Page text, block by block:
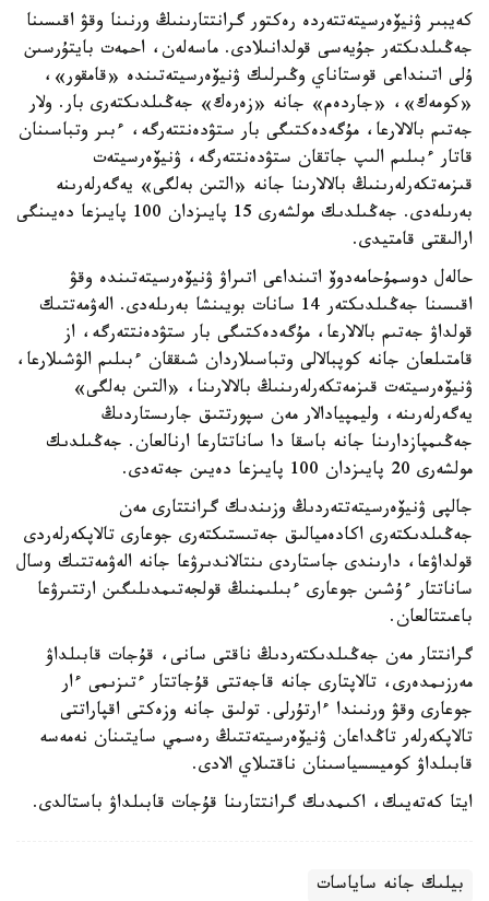
كەيبىر ۋنيۆەرسيتەتتەردە رەكتور گرانتتارىنىڭ ورنىنا وقۋ اقىسىنا
جەڭىلدىكتەر جۇيەسى قولدانىلادى. ماسەلەن، احمەت بايتۇرسىن
ۇلى اتىنداعى قوستاناي وڭىرلىك ۋنيۆەرسيتەتىندە «قامقور»،
«كومەك»، «جاردەم» جانە «زەرەك» جەڭىلدىكتەرى بار. ولار
جەتىم بالالارعا، مۇگەدەكتىگى بار ستۋدەنتتەرگە، ءبىر وتباسىنان
قاتار ءبىلىم الىپ جاتقان ستۋدەنتتەرگە، ۋنيۆەرسيتەت
قىزمەتكەرلەرىنىڭ بالالارىنا جانە «التىن بەلگى» يەگەرلەرىنە
بەرىلەدى. جەڭىلدىك مولشەرى 15 پايىزدان 100 پايىزعا دەيىنگى
ارالىقتى قامتيدى.
حالەل دوسمۇحامەدوۆ اتىنداعى اتىراۋ ۋنيۆەرسيتەتىندە وقۋ
اقىسىنا جەڭىلدىكتەر 14 سانات بويىنشا بەرىلەدى. الەۋمەتتىك
قولداۋ جەتىم بالالارعا، مۇگەدەكتىگى بار ستۋدەنتتەرگە، از
قامتىلعان جانە كوپبالالى وتباسىلاردان شىققان ءبىلىم الۋشىلارعا،
ۋنيۆەرسيتەت قىزمەتكەرلەرىنىڭ بالالارىنا، «التىن بەلگى»
يەگەرلەرىنە، وليمپيادالار مەن سپورتتىق جارىستاردىڭ
جەڭىمپازدارىنا جانە باسقا دا ساناتتارعا ارنالعان. جەڭىلدىك
مولشەرى 20 پايىزدان 100 پايىزعا دەيىن جەتەدى.
جالپى ۋنيۆەرسيتەتتەردىڭ وزىندىك گرانتتارى مەن
جەڭىلدىكتەرى اكادەميالىق جەتىستىكتەرى جوعارى تالاپكەرلەردى
قولداۋعا، دارىندى جاستاردى ىنتالاندىرۋعا جانە الەۋمەتتىك وسال
ساناتتار ءۇشىن جوعارى ءبىلىمنىڭ قولجەتىمدىلىگىن ارتتىرۋعا
باعىتتالعان.
گرانتتار مەن جەڭىلدىكتەردىڭ ناقتى سانى، قۇجات قابىلداۋ
مەرزىمدەرى، تالاپتارى جانە قاجەتتى قۇجاتتار ءتىزىمى ءار
جوعارى وقۋ ورنىندا ءارتۇرلى. تولىق جانە وزەكتى اقپاراتتى
تالاپكەرلەر تاڭداعان ۋنيۆەرسيتەتتىڭ رەسمي سايتىنان نەمەسە
قابىلداۋ كوميسسياسىنان ناقتىلاي الادى.
ايتا كەتەيىك، اكىمدىك گرانتتارىنا قۇجات قابىلداۋ باستالدى.
بيلىك جانە ساياسات